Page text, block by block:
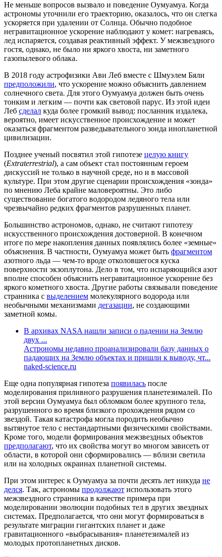
Не меньше вопросов вызвало и поведение Оумуамуа. Когда
астрономы уточнили его траекторию, оказалось, что он слегка
ускоряется при удалении от Солнца. Обычно подобное
негравитационное ускорение наблюдают у комет: нагреваясь,
лед испаряется, создавая реактивный эффект. У межзвездного
гостя, однако, не было ни яркого хвоста, ни заметного
газопылевого облака.
В 2018 году астрофизики Ави Леб вместе с Шмуэлем Бяли
предположили, что ускорение можно объяснить давлением
солнечного света. Для этого Оумуамуа должен быть очень
тонким и легким — почти как световой парус. Из этой идеи
Леб сделал куда более громкий вывод: посланник издалека,
вероятно, имеет искусственное происхождение и может
оказаться фрагментом разведывательного зонда инопланетной
цивилизации.
Позднее ученый посвятил этой гипотезе целую книгу
(Extraterrestrial), а сам объект стал постоянным героем
дискуссий не только в научной среде, но и в массовой
культуре. При этом другие сценарии происхождения «зонда»
по мнению Леба крайне маловероятны. Это либо
существование богатого водородом ледяного тела или
чрезвычайно редких фрагментов разрушенных планет.
Большинство астрономов, однако, не считают гипотезу
искусственного происхождения достоверной. В конечном
итоге по мере накопления данных появлялись более «земные»
объяснения. В частности, Оумуамуа может быть фрагментом
азотного льда — чем-то вроде отколовшегося куска
поверхности экзоплутона. Дело в том, что испаряющийся азот
вполне способен объяснить негравитационное ускорение без
яркого кометного хвоста. Другие работы связывали поведение
странника с выделением молекулярного водорода или
необычными механизмами дегазации, не создающими
заметной комы.
В архивах NASA нашли записи о падении на Землю
двух ...
Астрономы недавно проанализировали базу данных о
падающих на Землю объектах и пришли к выводу, чт...
naked-science.ru
Еще одна популярная гипотеза появилась после
моделирования приливного разрушения планетезималей. По
этой версии Оумуамуа был обломком более крупного тела,
разрушенного во время близкого прохождения рядом со
звездой. Такая катастрофа могла породить необычно
вытянутое тело с нестандартными физическими свойствами.
Кроме того, модели формирования межзвездных объектов
предполагают, что их свойства могут во многом зависеть от
области, в которой они сформировались — вблизи светила
или на холодных окраинах планетной системы.
При этом интерес к Оумуамуа за почти десять лет никуда не
делся. Так, астрономы продолжают использовать этого
межзвездного странника в качестве примера при
моделировании эволюции подобных тел в других звездных
системах. Предполагается, что они могут формироваться в
результате миграции гигантских планет и даже
гравитационного «выбрасывания» планетезималей из
молодых протопланетных дисков.